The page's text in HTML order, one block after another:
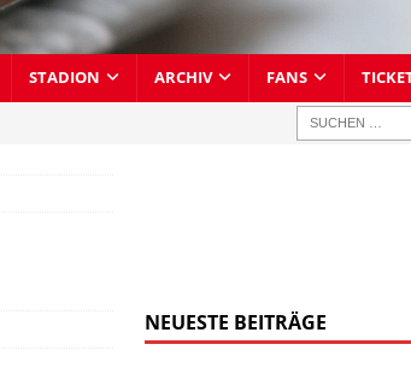
STADION ARCHIV FANS
NEUESTE BEITRÄGE